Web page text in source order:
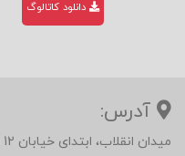
دانلود کاتالوگ
آدرس: